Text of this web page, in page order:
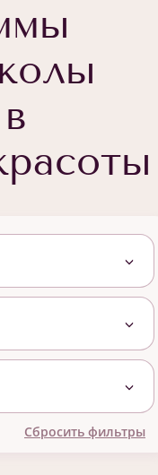
Сбросить фильтры